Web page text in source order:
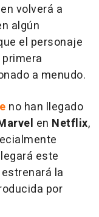
volverá a
algún
el personaje
a menudo.
no han llegado
en Netflix,
este
la
por